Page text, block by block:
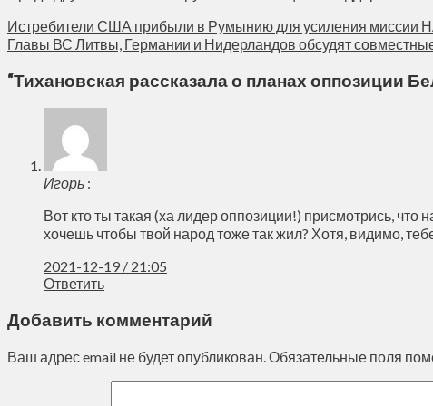
Истребители США прибыли в Румынию для усиления миссии
Главы ВС Литвы, Германии и Нидерландов обсудят
“Тихановская рассказала о планах оппозиции
Игорь :
Вот кто ты такая (ха лидер оппозиции!) присмотрись,
хочешь чтобы твой народ тоже так жил? Хотя, видимо,
2021-12-19 / 21:05
Ответить
Добавить комментарий
Ваш адрес email не будет опубликован. Обязательные поля